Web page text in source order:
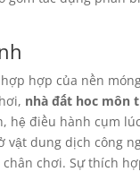
hợp của nền
nhà đất hoc môn
hệ điều hành cụm
vật dung dịch công
chơi. Sự thích